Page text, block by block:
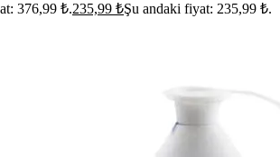
376,99 ₺.235,99 ₺Şu andaki fiyat: 235,99 ₺.